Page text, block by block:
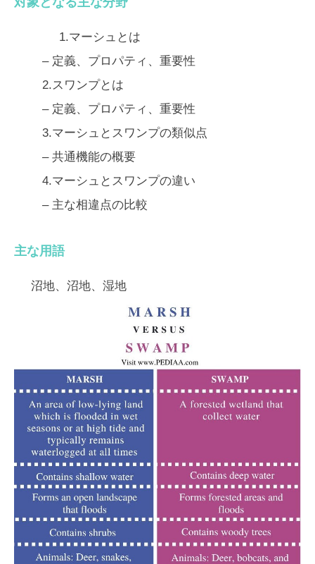
1.マーシュとは
– 定義、プロパティ、重要性
2.スワンプとは
– 定義、プロパティ、重要性
3.マーシュとスワンプの類似点
– 共通機能の概要
4.マーシュとスワンプの違い
– 主な相違点の比較
主な用語
沼地、沼地、湿地